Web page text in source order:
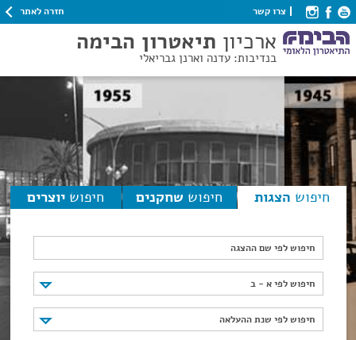
צרו קשר חזרה לאתר
ארכיון תיאטרון הבימה
בנדיבות: עדנה וארנן גבריאלי
חיפוש הצגות חיפוש שחקנים חיפוש יוצרים
חיפוש לפי שם ההצגה
חיפוש לפי א - ב
חיפוש לפי א - ב
חיפוש לפי שנת ההעלאה
חיפוש לפי שנת ההעלאה